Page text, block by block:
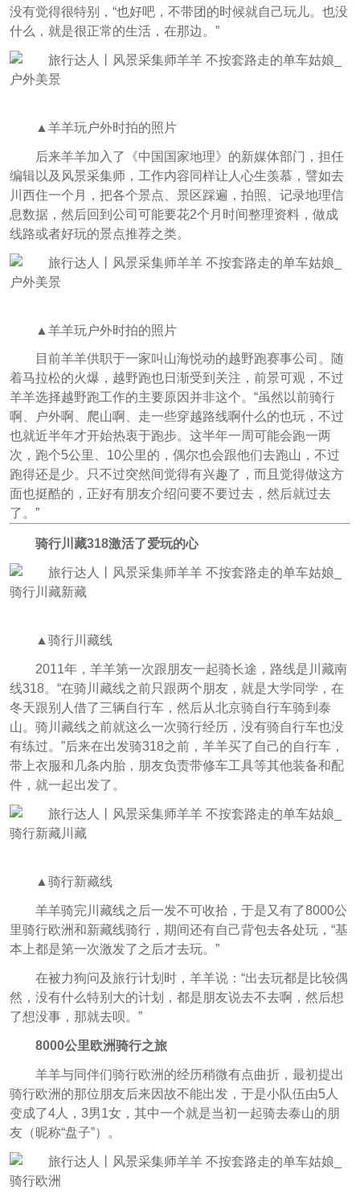
没有觉得很特别，“也好吧，不带团的时候就自己玩儿。也没
什么，就是很正常的生活，在那边。”
▲羊羊玩户外时拍的照片
后来羊羊加入了《中国国家地理》的新媒体部门，担任
编辑以及风景采集师，工作内容同样让人心生羡慕，譬如去
川西住一个月，把各个景点、景区踩遍，拍照、记录地理信
息数据，然后回到公司可能要花2个月时间整理资料，做成
线路或者好玩的景点推荐之类。
▲羊羊玩户外时拍的照片
目前羊羊供职于一家叫山海悦动的越野跑赛事公司。随
着马拉松的火爆，越野跑也日渐受到关注，前景可观，不过
羊羊选择越野跑工作的主要原因并非这个。“虽然以前骑行
啊、户外啊、爬山啊、走一些穿越路线啊什么的也玩，不过
也就近半年才开始热衷于跑步。这半年一周可能会跑一两
次，跑个5公里、10公里的，偶尔也会跟他们去跑山，不过
跑得还是少。只不过突然间觉得有兴趣了，而且觉得做这方
面也挺酷的，正好有朋友介绍问要不要过去，然后就过去
了。”
骑行川藏318激活了爱玩的心
▲骑行川藏线
2011年，羊羊第一次跟朋友一起骑长途，路线是川藏南
线318。“在骑川藏线之前只跟两个朋友，就是大学同学，在
冬天跟别人借了三辆自行车，然后从北京骑自行车骑到泰
山。骑川藏线之前就这么一次骑行经历，没有骑自行车也没
有练过。”后来在出发骑318之前，羊羊买了自己的自行车，
带上衣服和几条内胎，朋友负责带修车工具等其他装备和配
件，就一起出发了。
▲骑行新藏线
羊羊骑完川藏线之后一发不可收拾，于是又有了8000公
里骑行欧洲和新藏线骑行，期间还有自己背包去各处玩，“基
本上都是第一次激发了之后才去玩。”
在被力狗问及旅行计划时，羊羊说：“出去玩都是比较偶
然，没有什么特别大的计划，都是朋友说去不去啊，然后想
了想没事，那就去呗。”
8000公里欧洲骑行之旅
羊羊与同伴们骑行欧洲的经历稍微有点曲折，最初提出
骑行欧洲的那位朋友后来因故不能出发，于是小队伍由5人
变成了4人，3男1女，其中一个就是当初一起骑去泰山的朋
友（昵称“盘子”）。